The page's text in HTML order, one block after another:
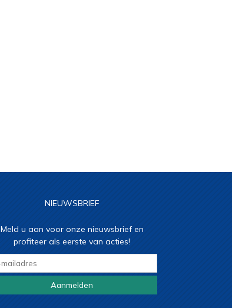
NIEUWSBRIEF
Meld u aan voor onze nieuwsbrief en
profiteer als eerste van acties!
Aanmelden